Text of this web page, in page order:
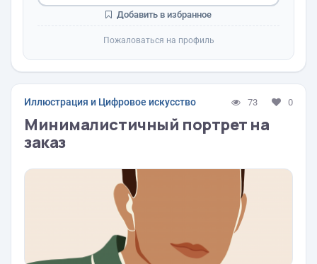
Добавить в избранное
Пожаловаться на профиль
Иллюстрация и Цифровое искусство 73 0
Минималистичный портрет на
заказ